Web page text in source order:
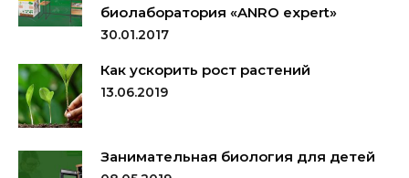
биолаборатория «ANRO expert»
30.01.2017
Как ускорить рост растений
13.06.2019
Занимательная биология для детей